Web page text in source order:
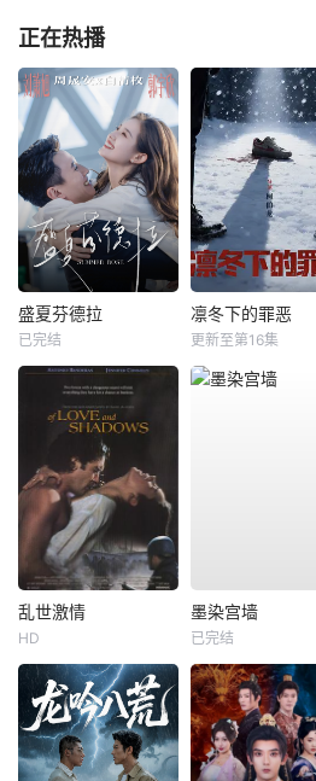
正在热播
盛夏芬德拉
已完结
凛冬下的罪恶
更新至第16集
乱世激情
HD
墨染宫墙
已完结